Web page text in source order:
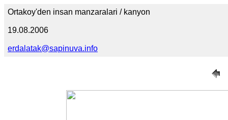
Ortakoy'den insan manzaralari / kanyon
19.08.2006
erdalatak@sapinuva.info